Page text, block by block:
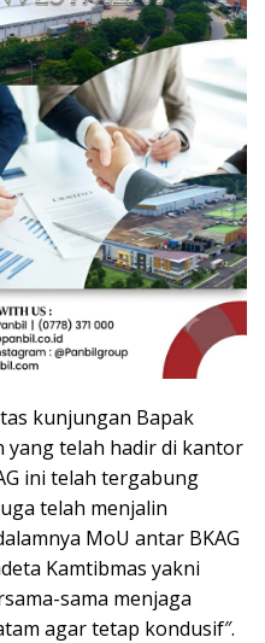
kunjungan Bapak
yang telah hadir di kantor
ini telah tergabung
telah menjalin
MoU antar BKAG
Kamtibmas yakni
sama menjaga
agar tetap kondusif″.